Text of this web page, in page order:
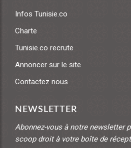
Infos Tunisie.co
Charte
Tunisie.co recrute
Annoncer sur le site
Contactez nous
NEWSLETTER
Abonnez-vous à notre newsletter
scoop droit à votre boîte de